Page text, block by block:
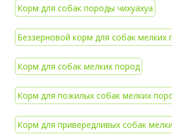
Единственное, ей не
очень нравятся
сердечки, в которых
по описанию есть
растительные
экстракты и
часто она их
выплевывает, но в
остальном корм
устраивает.
Корм для собак породы чихуахуа
Беззерновой корм для собак мелких
Корм для собак мелких пород
Корм для пожилых собак мелких
Корм для привередливых собак